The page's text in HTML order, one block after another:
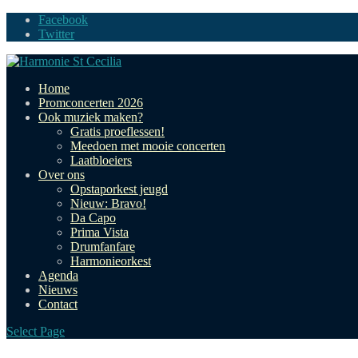
Facebook
Twitter
Home
Promconcerten 2026
Ook muziek maken?
Gratis proeflessen!
Meedoen met mooie concerten
Laatbloeiers
Over ons
Opstaporkest jeugd
Nieuw: Bravo!
Da Capo
Prima Vista
Drumfanfare
Harmonieorkest
Agenda
Nieuws
Contact
Select Page